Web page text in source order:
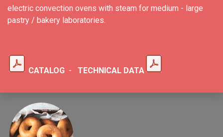
electric convection ovens with steam for medium - large
pastry / bakery laboratories.
CATALOG - TECHNICAL DATA